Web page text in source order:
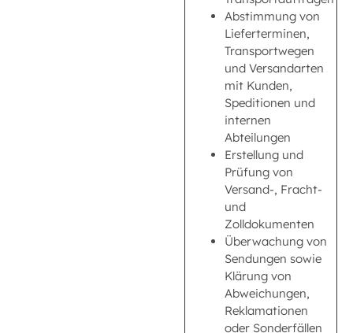
Abstimmung von
Lieferterminen,
Transportwegen
und Versandarten
mit Kunden,
Speditionen und
internen
Abteilungen
Erstellung und
Prüfung von
Versand-, Fracht-
und
Zolldokumenten
Überwachung von
Sendungen sowie
Klärung von
Abweichungen,
Reklamationen
oder Sonderfällen